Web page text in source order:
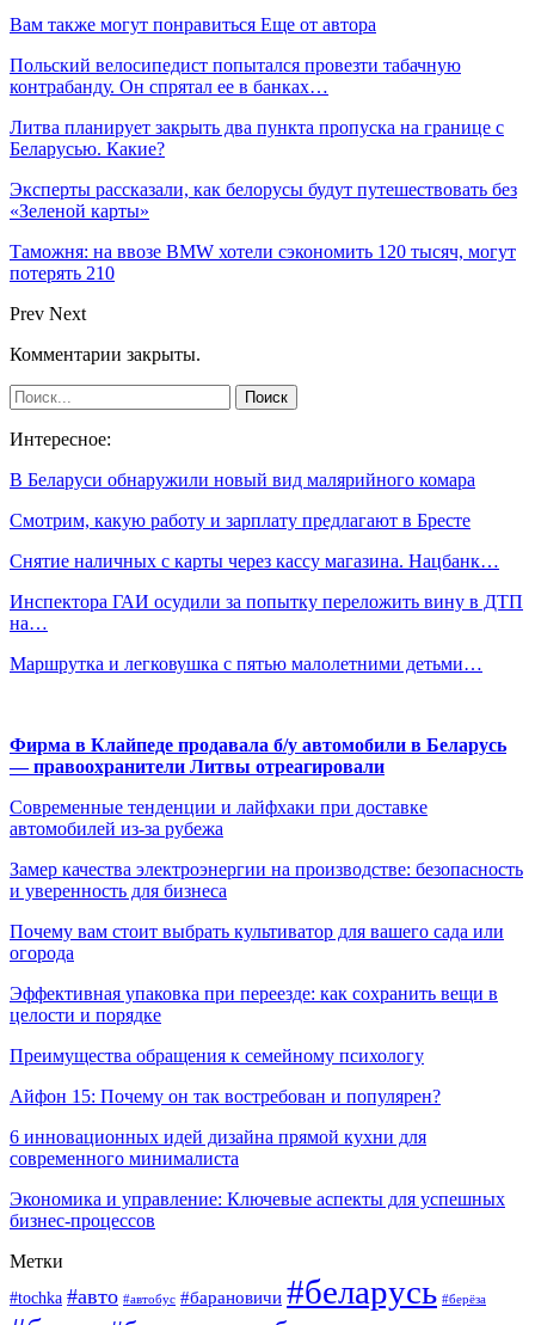
Вам также могут понравиться Еще от автора
Польский велосипедист попытался провезти табачную
контрабанду. Он спрятал ее в банках…
Литва планирует закрыть два пункта пропуска на границе с
Беларусью. Какие?
Эксперты рассказали, как белорусы будут путешествовать без
«Зеленой карты»
Таможня: на ввозе BMW хотели сэкономить 120 тысяч, могут
потерять 210
Prev Next
Комментарии закрыты.
Интересное:
В Беларуси обнаружили новый вид малярийного комара
Смотрим, какую работу и зарплату предлагают в Бресте
Снятие наличных с карты через кассу магазина. Нацбанк…
Инспектора ГАИ осудили за попытку переложить вину в ДТП
на…
Маршрутка и легковушка с пятью малолетними детьми…
Фирма в Клайпеде продавала б/у автомобили в Беларусь
— правоохранители Литвы отреагировали
Современные тенденции и лайфхаки при доставке
автомобилей из-за рубежа
Замер качества электроэнергии на производстве: безопасность
и уверенность для бизнеса
Почему вам стоит выбрать культиватор для вашего сада или
огорода
Эффективная упаковка при переезде: как сохранить вещи в
целости и порядке
Преимущества обращения к семейному психологу
Айфон 15: Почему он так востребован и популярен?
6 инновационных идей дизайна прямой кухни для
современного минималиста
Экономика и управление: Ключевые аспекты для успешных
бизнес-процессов
Метки
#tochka #авто #автобус #барановичи #беларусь #берёза